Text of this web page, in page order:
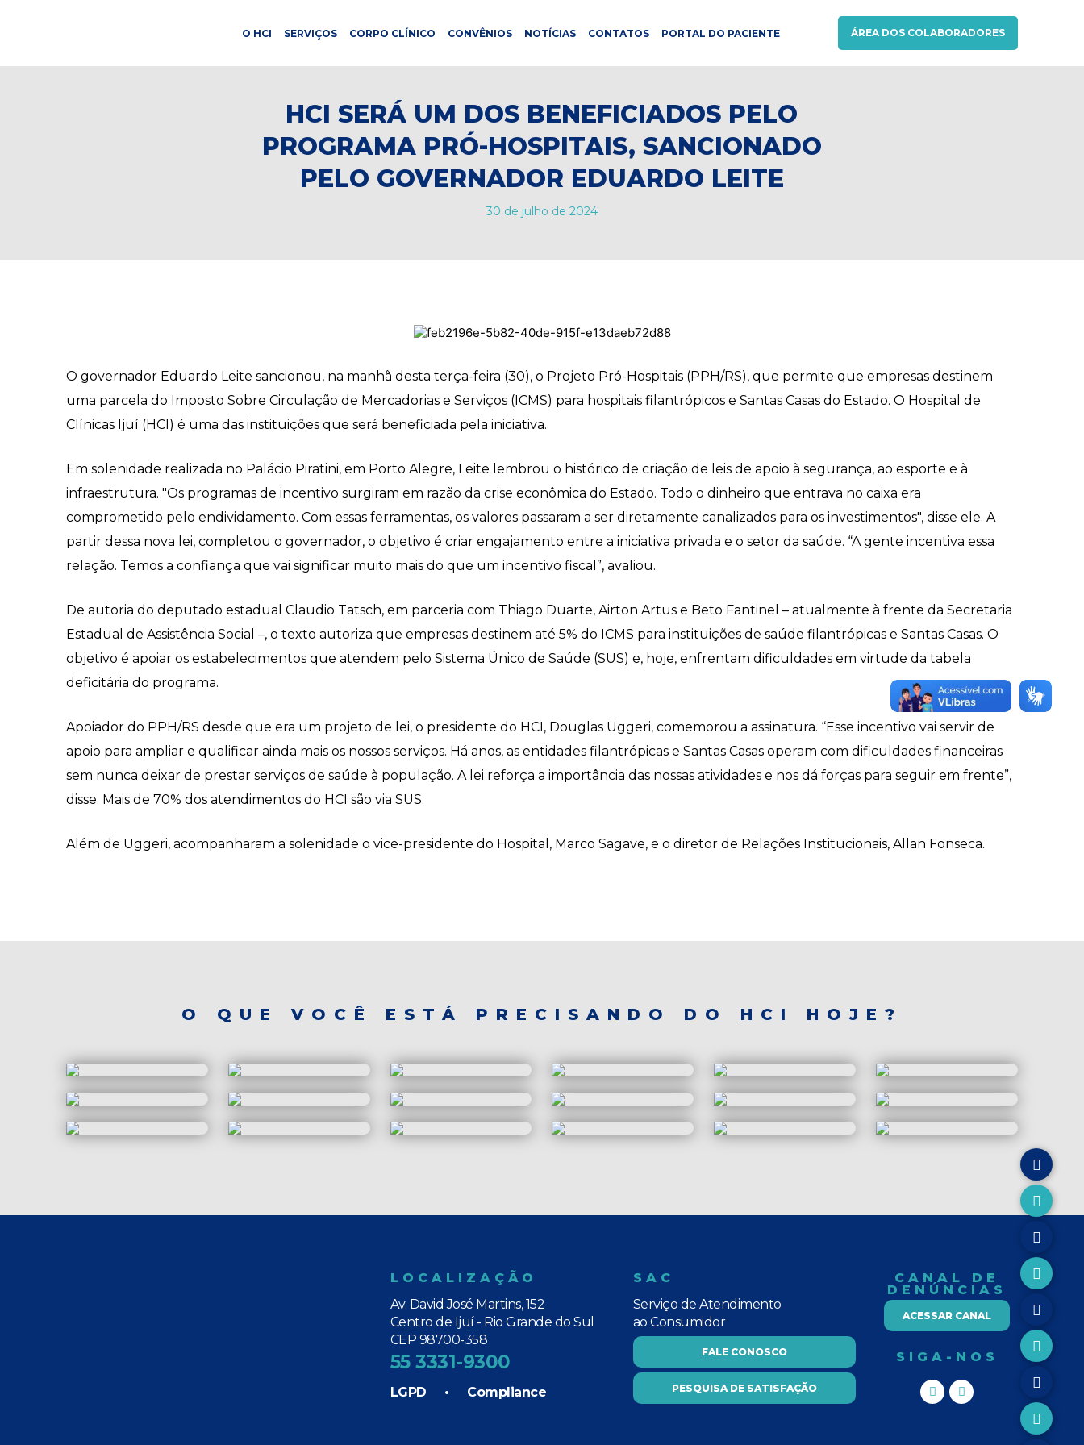
O HCI SERVIÇOS CORPO CLÍNICO CONVÊNIOS NOTÍCIAS CONTATOS PORTAL DO PACIENTE ÁREA DOS COLABORADORES
HCI SERÁ UM DOS BENEFICIADOS PELO
PROGRAMA PRÓ-HOSPITAIS, SANCIONADO
PELO GOVERNADOR EDUARDO LEITE
30 de julho de 2024
O governador Eduardo Leite sancionou, na manhã desta terça-feira (30), o Projeto Pró-Hospitais (PPH/RS), que permite que empresas destinem
uma parcela do Imposto Sobre Circulação de Mercadorias e Serviços (ICMS) para hospitais filantrópicos e Santas Casas do Estado. O Hospital de
Clínicas Ijuí (HCI) é uma das instituições que será beneficiada pela iniciativa.
Em solenidade realizada no Palácio Piratini, em Porto Alegre, Leite lembrou o histórico de criação de leis de apoio à segurança, ao esporte e à
infraestrutura. "Os programas de incentivo surgiram em razão da crise econômica do Estado. Todo o dinheiro que entrava no caixa era
comprometido pelo endividamento. Com essas ferramentas, os valores passaram a ser diretamente canalizados para os investimentos", disse ele. A
partir dessa nova lei, completou o governador, o objetivo é criar engajamento entre a iniciativa privada e o setor da saúde. “A gente incentiva essa
relação. Temos a confiança que vai significar muito mais do que um incentivo fiscal”, avaliou.
De autoria do deputado estadual Claudio Tatsch, em parceria com Thiago Duarte, Airton Artus e Beto Fantinel – atualmente à frente da Secretaria
Estadual de Assistência Social –, o texto autoriza que empresas destinem até 5% do ICMS para instituições de saúde filantrópicas e Santas Casas. O
objetivo é apoiar os estabelecimentos que atendem pelo Sistema Único de Saúde (SUS) e, hoje, enfrentam dificuldades em virtude da tabela
deficitária do programa.
Apoiador do PPH/RS desde que era um projeto de lei, o presidente do HCI, Douglas Uggeri, comemorou a assinatura. “Esse incentivo vai servir de
apoio para ampliar e qualificar ainda mais os nossos serviços. Há anos, as entidades filantrópicas e Santas Casas operam com dificuldades financeiras
sem nunca deixar de prestar serviços de saúde à população. A lei reforça a importância das nossas atividades e nos dá forças para seguir em frente”,
disse. Mais de 70% dos atendimentos do HCI são via SUS.
Além de Uggeri, acompanharam a solenidade o vice-presidente do Hospital, Marco Sagave, e o diretor de Relações Institucionais, Allan Fonseca.
O QUE VOCÊ ESTÁ PRECISANDO DO HCI HOJE?
LOCALIZAÇÃO
Av. David José Martins, 152
Centro de Ijuí - Rio Grande do Sul
CEP 98700-358
55 3331-9300
LGPD • Compliance
SAC
Serviço de Atendimento
ao Consumidor
FALE CONOSCO
PESQUISA DE SATISFAÇÃO
CANAL DE
DENÚNCIAS
ACESSAR CANAL
SIGA-NOS